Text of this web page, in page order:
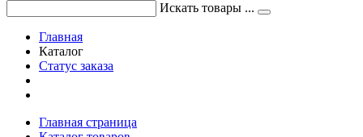
Искать товары ...
Главная
Каталог
Статус заказа
Главная страница